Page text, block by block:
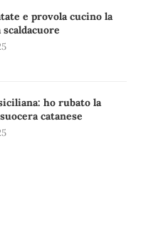
e provola cucino la
ho rubato la
catanese